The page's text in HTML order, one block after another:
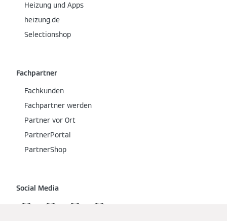
Heizung und Apps
heizung.de
Selectionshop
Fachpartner
Fachkunden
Fachpartner werden
Partner vor Ort
PartnerPortal
PartnerShop
Social Media